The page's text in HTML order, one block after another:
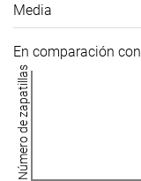
Media
En comparación
Número de zapatillas